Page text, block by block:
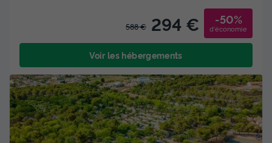
588 € 294 € -50%
d'économie
Voir les hébergements